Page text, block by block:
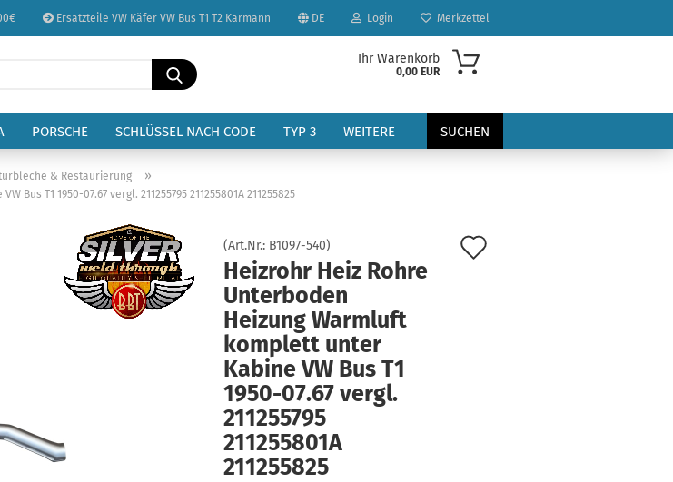
Ersatzteile VW Käfer VW Bus T1 T2 Karmann DE
Sprache auswählen
Lieferland
Login
Konto erstellen
Passwort vergessen?
Merkzettel
Suche...
Ihr Warenkorb
0,00 EUR
PORSCHE SCHLÜSSEL NACH CODE TYP 3 SUCHEN
WEITERE
& Restaurierung »
T1 1950-07.67 vergl. 211255795 211255801A 211255825
(Art.Nr.: B1097-540)
Heizrohr Heiz Rohre
Unterboden
Heizung Warmluft
komplett unter
Kabine VW Bus T1
1950-07.67 vergl.
211255795
211255801A
211255825